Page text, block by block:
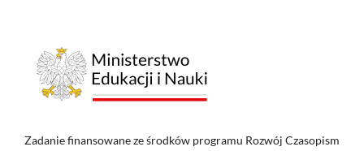
Zadanie finansowane ze środków programu Rozwój Czasopism